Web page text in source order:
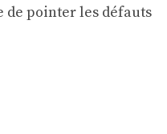
de pointer les défauts